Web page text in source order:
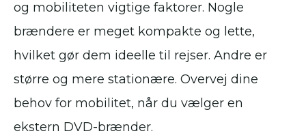
og mobiliteten vigtige faktorer. Nogle
brændere er meget kompakte og lette,
hvilket gør dem ideelle til rejser. Andre er
større og mere stationære. Overvej dine
behov for mobilitet, når du vælger en
ekstern DVD-brænder.